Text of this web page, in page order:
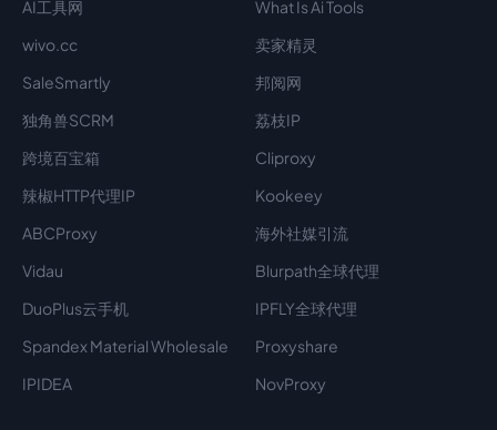
AI工具网
What Is Ai Tools
wivo.cc
卖家精灵
SaleSmartly
邦阅网
独角兽SCRM
荔枝IP
跨境百宝箱
Cliproxy
辣椒HTTP代理IP
Kookeey
ABCProxy
海外社媒引流
Vidau
Blurpath全球代理
DuoPlus云手机
IPFLY全球代理
Spandex Material Wholesale​
Proxyshare
IPIDEA
NovProxy